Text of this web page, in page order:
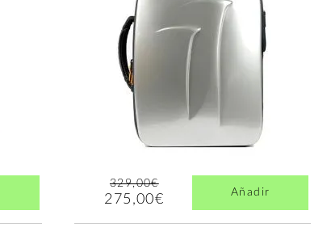
329,00€
275,00€ Añadir